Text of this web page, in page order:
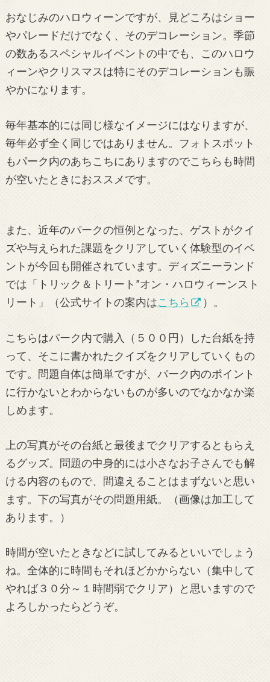
おなじみのハロウィーンですが、見どころはショー
やパレードだけでなく、そのデコレーション。季節
の数あるスペシャルイベントの中でも、このハロウ
ィーンやクリスマスは特にそのデコレーションも賑
やかになります。
毎年基本的には同じ様なイメージにはなりますが、
毎年必ず全く同じではありません。フォトスポット
もパーク内のあちこちにありますのでこちらも時間
が空いたときにおススメです。
また、近年のパークの恒例となった、ゲストがクイ
ズや与えられた課題をクリアしていく体験型のイベ
ントが今回も開催されています。ディズニーランド
では「トリック＆トリート”オン・ハロウィーンスト
リート」（公式サイトの案内はこちら ）。
こちらはパーク内で購入（５００円）した台紙を持
って、そこに書かれたクイズをクリアしていくもの
です。問題自体は簡単ですが、パーク内のポイント
に行かないとわからないものが多いのでなかなか楽
しめます。
上の写真がその台紙と最後までクリアするともらえ
るグッズ。問題の中身的には小さなお子さんでも解
ける内容のもので、間違えることはまずないと思い
ます。下の写真がその問題用紙。（画像は加工して
あります。）
時間が空いたときなどに試してみるといいでしょう
ね。全体的に時間もそれほどかからない（集中して
やれば３０分～１時間弱でクリア）と思いますので
よろしかったらどうぞ。